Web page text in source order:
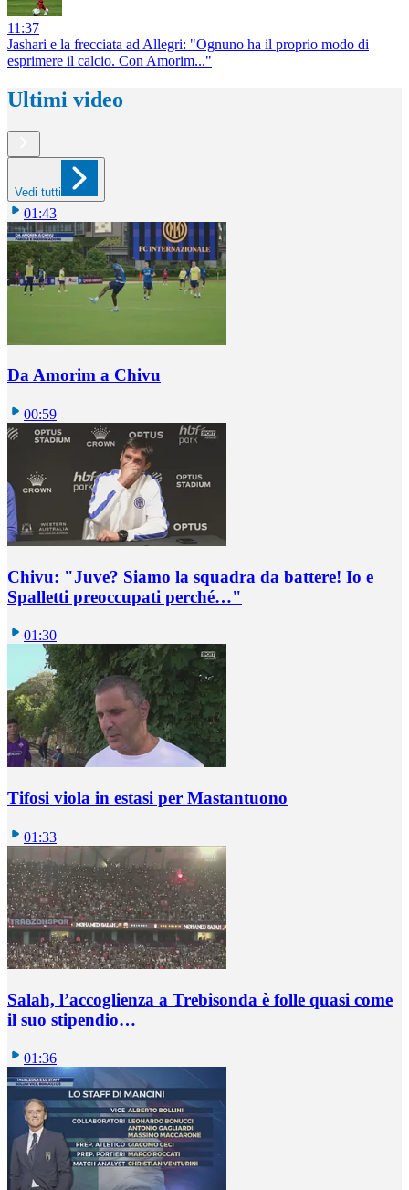
11:37
Jashari e la frecciata ad Allegri: "Ognuno ha il proprio modo di
esprimere il calcio. Con Amorim..."
Ultimi video
Vedi tutti
01:43
Da Amorim a Chivu
00:59
Chivu: "Juve? Siamo la squadra da battere! Io e
Spalletti preoccupati perché…"
01:30
Tifosi viola in estasi per Mastantuono
01:33
Salah, l’accoglienza a Trebisonda è folle quasi come
il suo stipendio…
01:36